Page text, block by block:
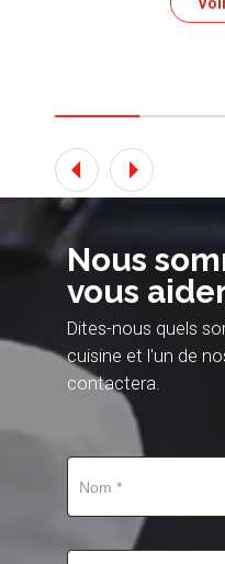
Nous
vous
Dites-nous quels
cuisine et l'un de
contactera.